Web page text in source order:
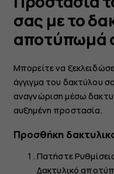
8.1
σας με το
αποτύπωμά
Μπορείτε να
άγγιγμα του δακτύλου
αναγνώριση μέσω
αυξημένη προστασία.
Προσθήκη
Πατήστε
Δακτυλικό